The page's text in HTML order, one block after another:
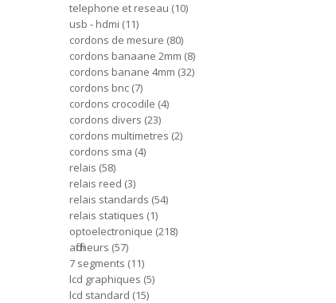
telephone et reseau 10
usb - hdmi 11
cordons de mesure 80
cordons banaane 2mm 8
cordons banane 4mm 32
cordons bnc 7
cordons crocodile 4
cordons divers 23
cordons multimetres 2
cordons sma 4
relais 58
relais reed 3
relais standards 54
relais statiques 1
optoelectronique 218
afficheurs 57
7 segments 11
lcd graphiques 5
lcd standard 15